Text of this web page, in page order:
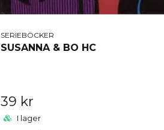
SERIEBÖCKER
SUSANNA & BO HC
39 kr
I lager